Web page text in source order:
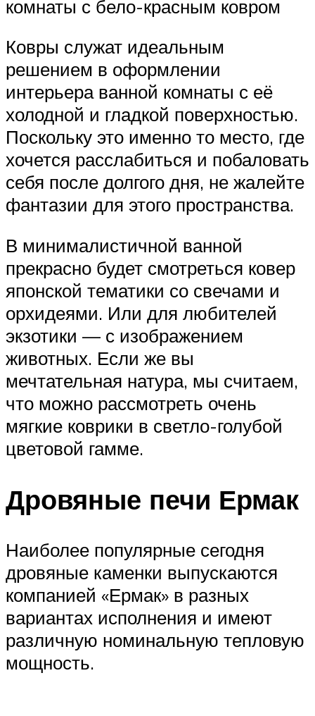
комнаты с бело-красным ковром
Ковры служат идеальным
решением в оформлении
интерьера ванной комнаты с её
холодной и гладкой поверхностью.
Поскольку это именно то место, где
хочется расслабиться и побаловать
себя после долгого дня, не жалейте
фантазии для этого пространства.
В минималистичной ванной
прекрасно будет смотреться ковер
японской тематики со свечами и
орхидеями. Или для любителей
экзотики — с изображением
животных. Если же вы
мечтательная натура, мы считаем,
что можно рассмотреть очень
мягкие коврики в светло-голубой
цветовой гамме.
Дровяные печи Ермак
Наиболее популярные сегодня
дровяные каменки выпускаются
компанией «Ермак» в разных
вариантах исполнения и имеют
различную номинальную тепловую
мощность.